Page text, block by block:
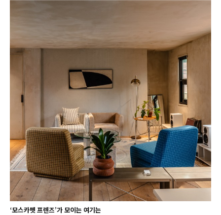
‘모스카펫 프렌즈’가 모이는 여기는